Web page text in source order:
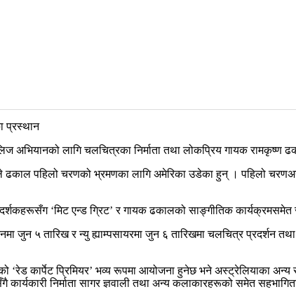
अभियानको लागि चलचित्रका निर्माता तथा लोकप्रिय गायक
ढकाल पहिलो चरणको भ्रमणका लागि अमेरिका उडेका हुन् । पहिलो
दर्शकहरूसँग ‘मिट एन्ड ग्रिट’ र गायक ढकालको साङ्गीतिक
जुन ५ तारिख र न्यु ह्याम्पसायरमा जुन ६ तारिखमा चलचित्र प्रदर्शन
‘रेड कार्पेट प्रिमियर’ भव्य रूपमा आयोजना हुनेछ भने अस्ट्रेलियाका
निर्माता सागर ज्ञवाली तथा अन्य कलाकारहरूको समेत